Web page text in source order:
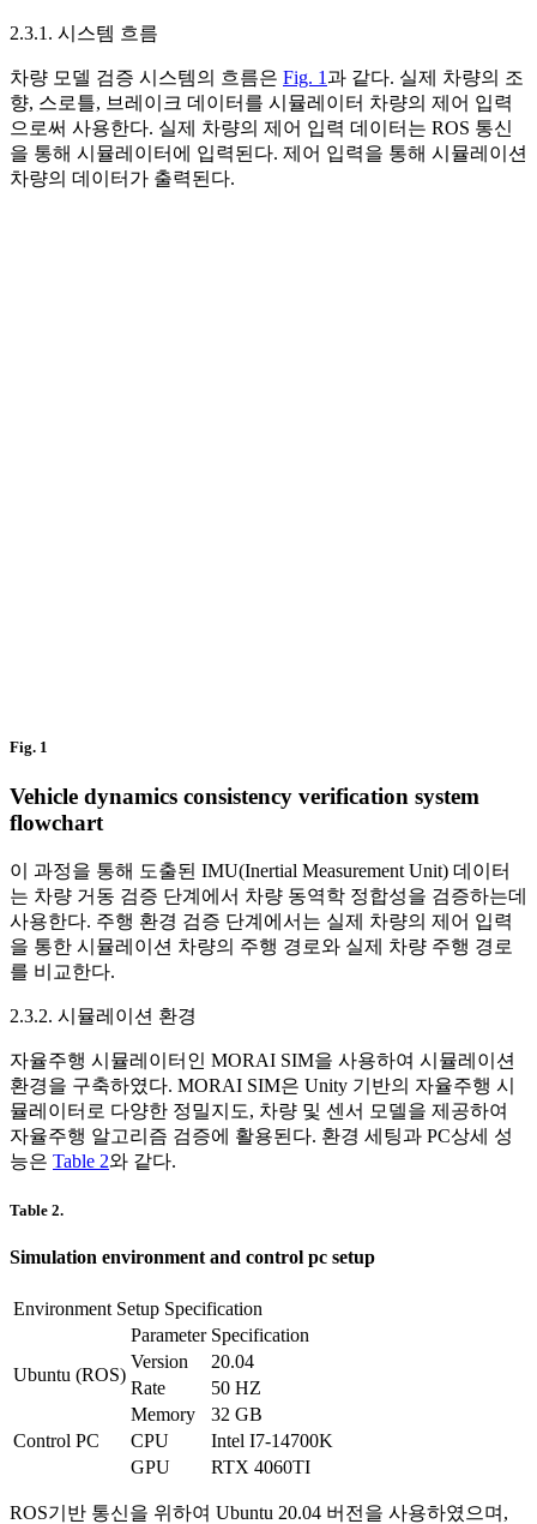
2.3.1. 시스템 흐름
차량 모델 검증 시스템의 흐름은 Fig. 1과 같다. 실제 차량의 조
향, 스로틀, 브레이크 데이터를 시뮬레이터 차량의 제어 입력
으로써 사용한다. 실제 차량의 제어 입력 데이터는 ROS 통신
을 통해 시뮬레이터에 입력된다. 제어 입력을 통해 시뮬레이션
차량의 데이터가 출력된다.
Fig. 1
Vehicle dynamics consistency verification system
flowchart
이 과정을 통해 도출된 IMU(Inertial Measurement Unit) 데이터
는 차량 거동 검증 단계에서 차량 동역학 정합성을 검증하는데
사용한다. 주행 환경 검증 단계에서는 실제 차량의 제어 입력
을 통한 시뮬레이션 차량의 주행 경로와 실제 차량 주행 경로
를 비교한다.
2.3.2. 시뮬레이션 환경
자율주행 시뮬레이터인 MORAI SIM을 사용하여 시뮬레이션
환경을 구축하였다. MORAI SIM은 Unity 기반의 자율주행 시
뮬레이터로 다양한 정밀지도, 차량 및 센서 모델을 제공하여
자율주행 알고리즘 검증에 활용된다. 환경 세팅과 PC상세 성
능은 Table 2와 같다.
Table 2.
Simulation environment and control pc setup
Environment Setup Specification
Parameter Specification
Ubuntu (ROS)
Version
20.04
Rate
50 HZ
Control PC
Memory
32 GB
CPU
Intel I7-14700K
GPU
RTX 4060TI
ROS기반 통신을 위하여 Ubuntu 20.04 버전을 사용하였으며,